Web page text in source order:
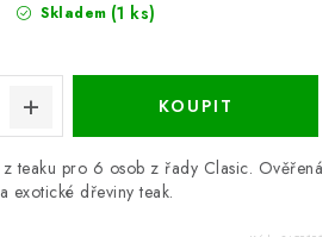
Skladem (1 ks)
z teaku pro 6 osob z řady Clasic. Ověřená
exotické dřeviny teak.